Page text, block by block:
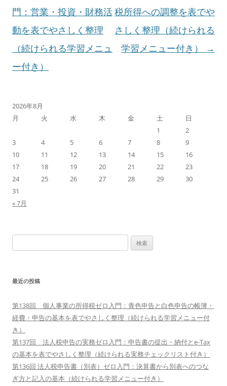
ナ
ビ
ゲ
ー
ョ
ン
門：営業・投資・財務活
動を表でやさしく整理
（続けられる学習メニュ
ー付き）
税所得への調整を表でや
さしく整理（続けられる
学習メニュー付き）
→
2026年8月
月
火 水 木 金 土
日
1
2
3
4 5 6 7 8
9
10
11 12 13 14 15
16
17
18 19 20 21 22
23
24
25 26 27 28 29
30
31
« 7月
索:
最近の投稿
第138回 個人事業の所得税ゼロ入門：青色申告と白色申告の帳簿・
経費・申告の基本を表でやさしく整理（続けられる学習メニュー付
き）
第137回 法人税申告の実務ゼロ入門：申告書の提出・納付とe-Tax
の基本を表でやさしく整理（続けられる実務チェックリスト付き）
第136回 法人税申告書（別表）ゼロ入門：決算書から別表へのつな
ぎ方と記入の基本（続けられる学習メニュー付き）